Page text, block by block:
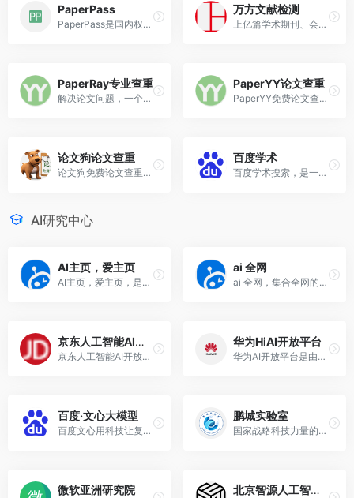
PaperPass
PaperPass是国内权威的中文论...
万方文献检测
上亿篇学术期刊、会议论文、学位论文、专利数据、报纸数据、标准数据、英文资源，覆盖国内核心期刊、主要会议、学科以及优秀报纸，千万级具有学术价值的网络资源
PaperRay专业查重
解决论文问题，一个软件就够了，不用东奔西跑；找资料，查重复率，修改降重，格式规范…你要的一应俱全。
PaperYY论文查重
PaperYY免费论文查重检测-免...
论文狗论文查重
论文狗免费论文查重软件,每天免费检测一篇
百度学术
百度学术搜索，是一个提供海量中英文文献检索的学术资源搜索平台
AI研究中心
AI主页，爱主页
AI主页，爱主页，是一家专门为全网用户提供网址导航服务的一个门户极的网站，在这里用户可以找到全网的网址资源
ai 全网
ai 全网，集合全网的ai资源
京东人工智能AI开放平台
京东人工智能AI开放平台
华为HiAI开放平台
华为AI开放平台是由华为公司推出的人工智能开放平台
百度·文心大模型
百度文心用科技让复杂的世界更简单
鹏城实验室
国家战略科技力量的重要组成部分
微软亚洲研究院 北京智源人工智能研究院